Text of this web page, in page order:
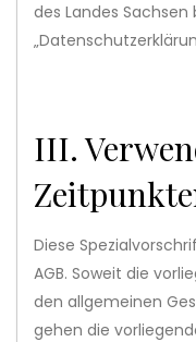
des Landes
III.
Diese
AGB. Soweit die
den allgemeinen
gehen die